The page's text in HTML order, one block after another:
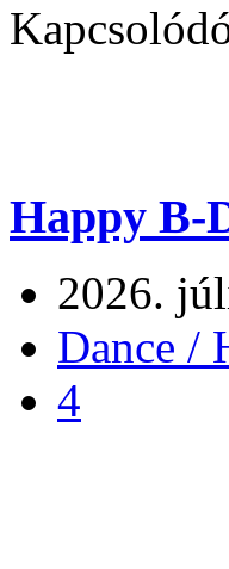
Happy B-
2026.
Dance /
4